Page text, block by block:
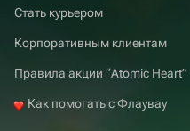
Стать курьером
Корпоративным клиентам
Правила акции “Atomic Heart”
Как помогать с Флаувау